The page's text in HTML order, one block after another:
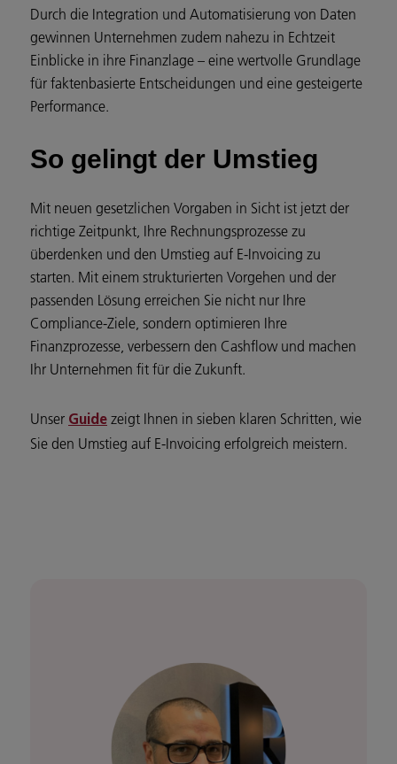
Durch die Integration und Automatisierung von Daten
gewinnen Unternehmen zudem nahezu in Echtzeit
Einblicke in ihre Finanzlage – eine wertvolle Grundlage
für faktenbasierte Entscheidungen und eine gesteigerte
Performance.
So gelingt der Umstieg
Mit neuen gesetzlichen Vorgaben in Sicht ist jetzt der
richtige Zeitpunkt, Ihre Rechnungsprozesse zu
überdenken und den Umstieg auf E-Invoicing zu
starten. Mit einem strukturierten Vorgehen und der
passenden Lösung erreichen Sie nicht nur Ihre
Compliance-Ziele, sondern optimieren Ihre
Finanzprozesse, verbessern den Cashflow und machen
Ihr Unternehmen fit für die Zukunft.
Unser Guide zeigt Ihnen in sieben klaren Schritten, wie
Sie den Umstieg auf E-Invoicing erfolgreich meistern.